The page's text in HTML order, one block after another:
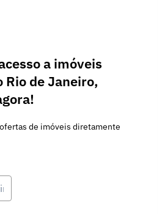
a imóveis
Rio de Janeiro,
de imóveis diretamente